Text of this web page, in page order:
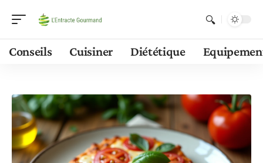
Conseils Cuisiner Diététique